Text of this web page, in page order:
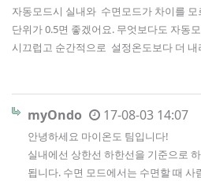
자동모드시 실내와 수면모드가 차이를
단위가 0.5면 좋겠어요. 무엇보다도 자동
시끄럽고 순간적으로 설정온도보다 더
myOndo 17-08-03 14:07
안녕하세요 마이온도 팀입니다!
실내에선 상한선 하한선을 기준으로
됩니다. 수면 모드에서는 수면할 때 사